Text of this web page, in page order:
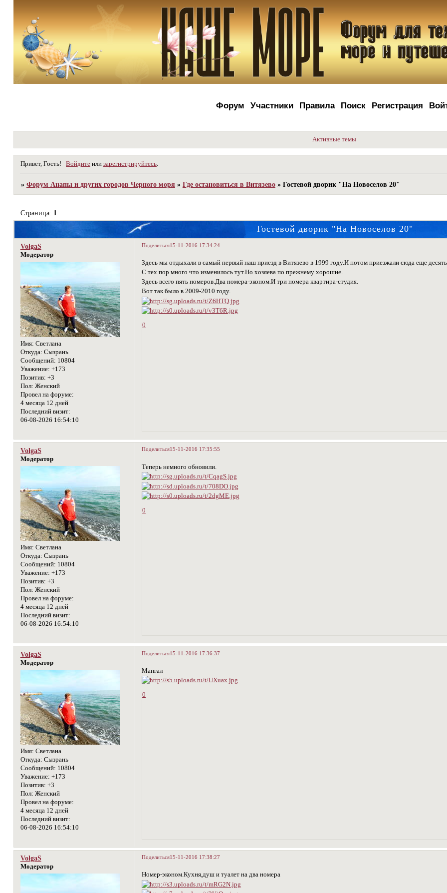
Форум Участники Правила Поиск Регистрация
Активные темы
Привет, Гость! Войдите или зарегистрируйтесь
» Форум Анапы и других городов Черного моря » Где остановиться в Витязево » Гостевой дворик "На Новоселов 20"
Гостевой дворик "На Новоселов 20"
Страница: 1
Поделиться15-11-2016 17:34:24
VolgaS
Модератор
Имя: Светлана
Откуда: Сызрань
Сообщений: 10804
Уважение: +173
Позитив: +3
Пол: Женский
Провел на форуме:
4 месяца 12 дней
Последний визит:
06-08-2026 16:54:10
Здесь мы отдыхали в самый первый наш приезд в Витязево в 1999 году.И потом приезжали сюда еще десять
С тех пор много что изменилось тут.Но хозяева по прежнему хорошие.
Здесь всего пять номеров.Два номера-эконом.И три номера квартира-студия.
Вот так было в 2009-2010 году.
0
Поделиться15-11-2016 17:35:55
VolgaS
Модератор
Имя: Светлана
Откуда: Сызрань
Сообщений: 10804
Уважение: +173
Позитив: +3
Пол: Женский
Провел на форуме:
4 месяца 12 дней
Последний визит:
06-08-2026 16:54:10
Теперь немного обновили.
0
Поделиться15-11-2016 17:36:37
VolgaS
Модератор
Имя: Светлана
Откуда: Сызрань
Сообщений: 10804
Уважение: +173
Позитив: +3
Пол: Женский
Провел на форуме:
4 месяца 12 дней
Последний визит:
06-08-2026 16:54:10
Мангал
0
Поделиться15-11-2016 17:38:27
VolgaS
Модератор
Номер-эконом.Кухня,душ и туалет на два номера